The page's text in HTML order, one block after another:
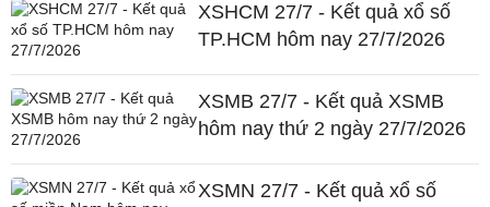
XSHCM 27/7 - Kết quả xổ số
TP.HCM hôm nay 27/7/2026
XSMB 27/7 - Kết quả XSMB
hôm nay thứ 2 ngày 27/7/2026
XSMN 27/7 - Kết quả xổ số